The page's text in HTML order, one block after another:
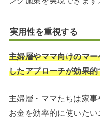
実用性を重視する
主婦層やママ向けのマ
したアプローチが効果的
主婦層・ママたちは家
お金を効率的に使いたい